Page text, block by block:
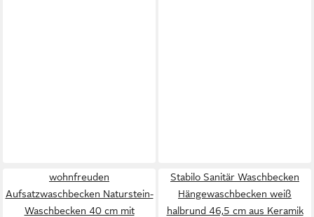
wohnfreuden
Aufsatzwaschbecken Naturstein-
Waschbecken 40 cm mit
Stabilo Sanitär Waschbecken
Hängewaschbecken weiß
halbrund 46,5 cm aus Keramik